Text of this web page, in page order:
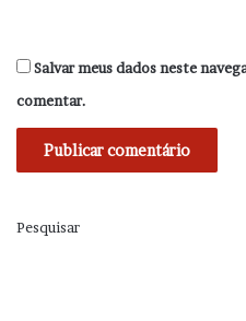
Salvar meus dados neste
comentar.
Pesquisar